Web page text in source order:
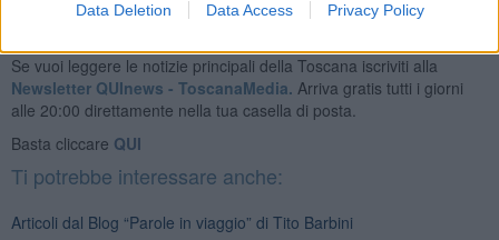
Data Deletion Data Access Privacy Policy
Se vuoi leggere le notizie principali della Toscana iscriviti alla
Newsletter QUInews - ToscanaMedia. Arriva gratis tutti i giorni
alle 20:00 direttamente nella tua casella di posta.
Basta cliccare QUI
Ti potrebbe interessare anche:
Articoli dal Blog “Parole in viaggio” di Tito Barbini